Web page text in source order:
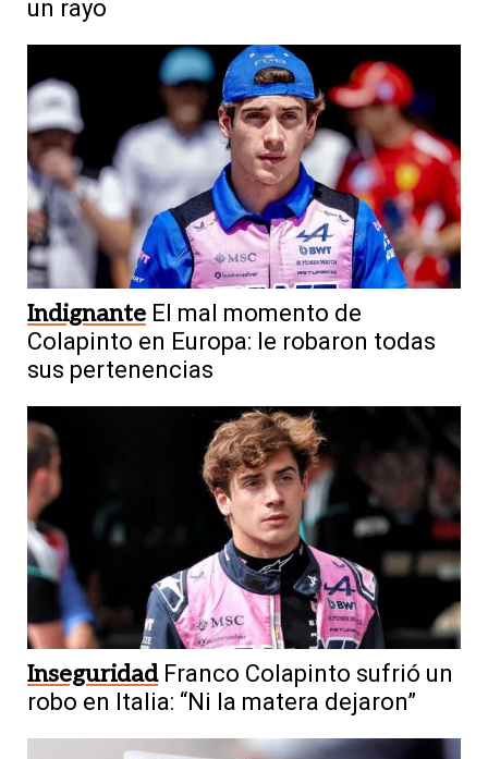
un rayo
Indignante El mal momento de
Colapinto en Europa: le robaron todas
sus pertenencias
Inseguridad Franco Colapinto sufrió un
robo en Italia: “Ni la matera dejaron”